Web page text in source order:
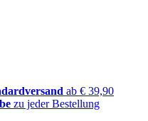
ab € 39,90
zu jeder Bestellung